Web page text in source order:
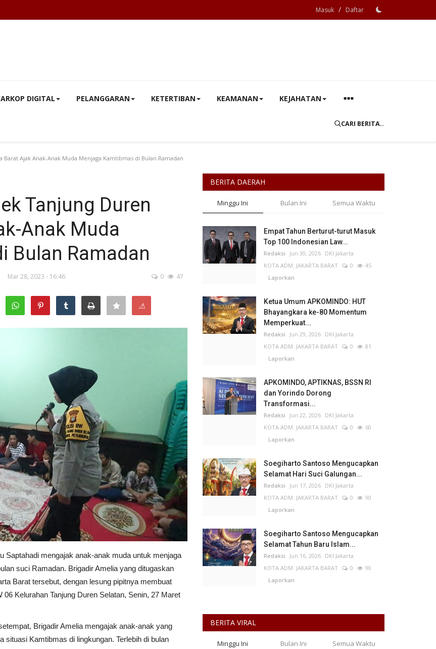
Masuk / Daftar
DIGITAL PELANGGARAN KETERTIBAN KEAMANAN KEJAHATAN
CARI BERITA..
Barat Ajak Anak-Anak Muda Menjaga Kamtibmas di Bulan Ramadan
Tanjung Duren
Anak Muda
Bulan Ramadan
Mar 28, 2023 - 16:46 0 47
⚠
Saptahadi mengajak anak-anak muda untuk menjaga
suci Ramadan. Brigadir Amelia yang ditugaskan
Barat tersebut, dengan lesung pipitnya membuat
Kelurahan Tanjung Duren Selatan, Senin, 27 Maret
Brigadir Amelia mengajak anak-anak yang
Kamtibmas di lingkungan. Terlebih di bulan
BERITA DAERAH
Minggu Ini Bulan Ini Semua Waktu
Empat Tahun Berturut-turut Masuk
Top 100 Indonesian Law...
Redaksi Jun 30, 2026 DKI Jakarta
KOTA ADM. JAKARTA BARAT
0
45
Laporkan
Ketua Umum APKOMINDO: HUT
Bhayangkara ke-80 Momentum
Memperkuat...
Redaksi Jun 29, 2026 DKI Jakarta
KOTA ADM. JAKARTA BARAT
0
81
Laporkan
APKOMINDO, APTIKNAS, BSSN RI
dan Yorindo Dorong
Transformasi...
Redaksi Jun 22, 2026 DKI Jakarta
KOTA ADM. JAKARTA BARAT
0
60
Laporkan
Soegiharto Santoso Mengucapkan
Selamat Hari Suci Galungan...
Redaksi Jun 17, 2026 DKI Jakarta
KOTA ADM. JAKARTA BARAT
0
90
Laporkan
Soegiharto Santoso Mengucapkan
Selamat Tahun Baru Islam...
Redaksi Jun 16, 2026 DKI Jakarta
KOTA ADM. JAKARTA BARAT
0
90
Laporkan
BERITA VIRAL
Minggu Ini Bulan Ini Semua Waktu